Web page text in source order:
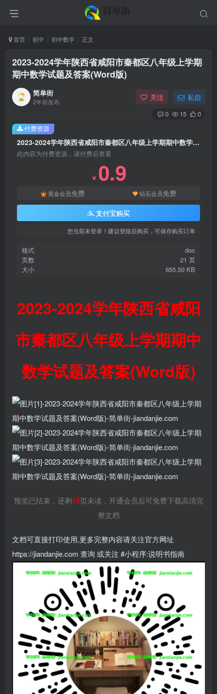
首页 初中 初中数学 正文
2023-2024学年陕西省咸阳市秦都区八年级上学期
期中数学试题及答案(Word版)
简单街
2年前发布 关注 私信
0 15 0
2023-2024学年陕西省咸阳市秦都区八年级上学期期中数学试题及答案(Word版)
此内容为付费资源，请付费后查看
￥ 0.9
黄金会员免费 钻石会员免费
支付宝购买
您当前未登录！建议登陆后购买，可保存购买订单
格式
doc
页数
21 页
大小
655.50 KB
付费资源
2023-2024学年陕西省咸阳
市秦都区八年级上学期期中
数学试题及答案(Word版)
预览已结束，还剩18页未读，开通会员后可免费下载高清完
整文档
文档可直接打印使用,更多完整内容请关注官方网址
https://jiandanjie.com 查询 或关注 #小程序:说明书指南